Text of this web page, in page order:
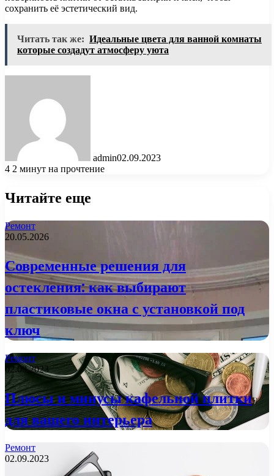
сохранить её эстетический вид.
Читать так же: Идеальные цвета для ванной комнаты
которые создадут атмосферу уюта
admin02.09.2023
4 2 минут на прочтение
Читайте еще
Ремонт
20.05.2026
Современные решения для
остекления: как выбирают
пластиковые окна с установкой под
ключ
Ремонт
02.09.2023
Плюсы и минусы кафельной плитки
для вашего интерьера
Ремонт
02.09.2023